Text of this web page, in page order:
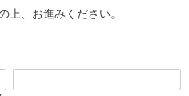
上、お進みください。